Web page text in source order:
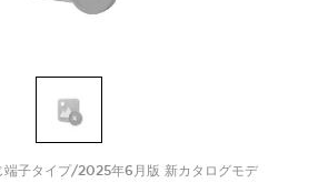
子タイプ/2025年6月版 新カタログモデ